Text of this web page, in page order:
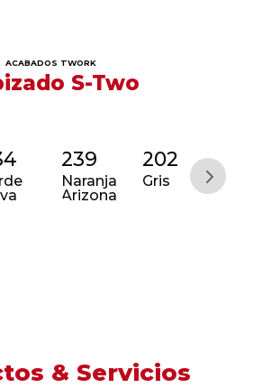
ACABADOS TWORK
S-Two
239
Naranja
Arizona
202
Gris
& Servicios